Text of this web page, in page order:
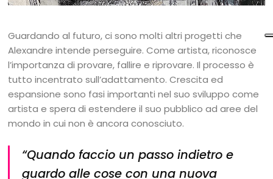
Guardando al futuro, ci sono molti altri progetti che
Alexandre intende perseguire. Come artista, riconosce
l’importanza di provare, fallire e riprovare. Il processo è
tutto incentrato sull’adattamento. Crescita ed
espansione sono fasi importanti nel suo sviluppo come
artista e spera di estendere il suo pubblico ad aree del
mondo in cui non è ancora conosciuto.
“Quando faccio un passo indietro e
guardo alle cose con una nuova